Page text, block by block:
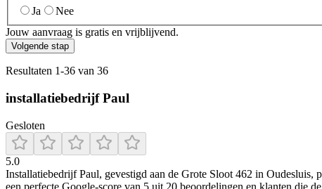
Ja
Nee
Jouw aanvraag is gratis en vrijblijvend.
Volgende stap
Resultaten 1-36 van 36
installatiebedrijf Paul
Gesloten
5.0
Installatiebedrijf Paul, gevestigd aan de Grote Sloot 462 in
een perfecte Google-score van 5 uit 20 beoordelingen en klanten die